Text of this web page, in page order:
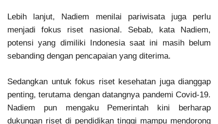
Lebih lanjut, Nadiem menilai pariwisata juga perlu
menjadi fokus riset nasional. Sebab, kata Nadiem,
potensi yang dimiliki Indonesia saat ini masih belum
sebanding dengan pencapaian yang diterima.
Sedangkan untuk fokus riset kesehatan juga dianggap
penting, terutama dengan datangnya pandemi Covid-19.
Nadiem pun mengaku Pemerintah kini berharap
dukungan riset di pendidikan tinggi mampu mendorong